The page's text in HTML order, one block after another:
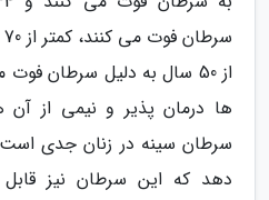
ها درمان پذیر و نیمی از
سرطان سینه در زنان جدی